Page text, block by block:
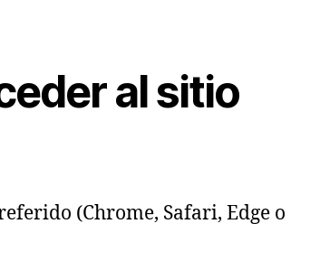
al sitio
(Chrome, Safari, Edge o